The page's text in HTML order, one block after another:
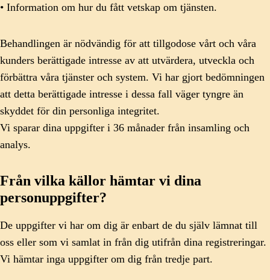
• Information om hur du fått vetskap om tjänsten.
Behandlingen är nödvändig för att tillgodose vårt och våra
kunders berättigade intresse av att utvärdera, utveckla och
förbättra våra tjänster och system. Vi har gjort bedömningen
att detta berättigade intresse i dessa fall väger tyngre än
skyddet för din personliga integritet.
Vi sparar dina uppgifter i 36 månader från insamling och
analys.
Från vilka källor hämtar vi dina
personuppgifter?
De uppgifter vi har om dig är enbart de du själv lämnat till
oss eller som vi samlat in från dig utifrån dina registreringar.
Vi hämtar inga uppgifter om dig från tredje part.